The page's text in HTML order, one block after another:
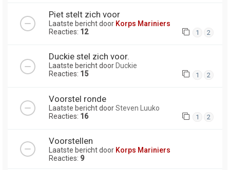
Piet stelt zich voor
Laatste bericht door Korps Mariniers
Reacties: 12 1 2
Duckie stel zich voor.
Laatste bericht door Duckie
Reacties: 15 1 2
Voorstel ronde
Laatste bericht doorSteven Luuko
Reacties: 16 1 2
Voorstellen
Laatste bericht door Korps Mariniers
Reacties: 9